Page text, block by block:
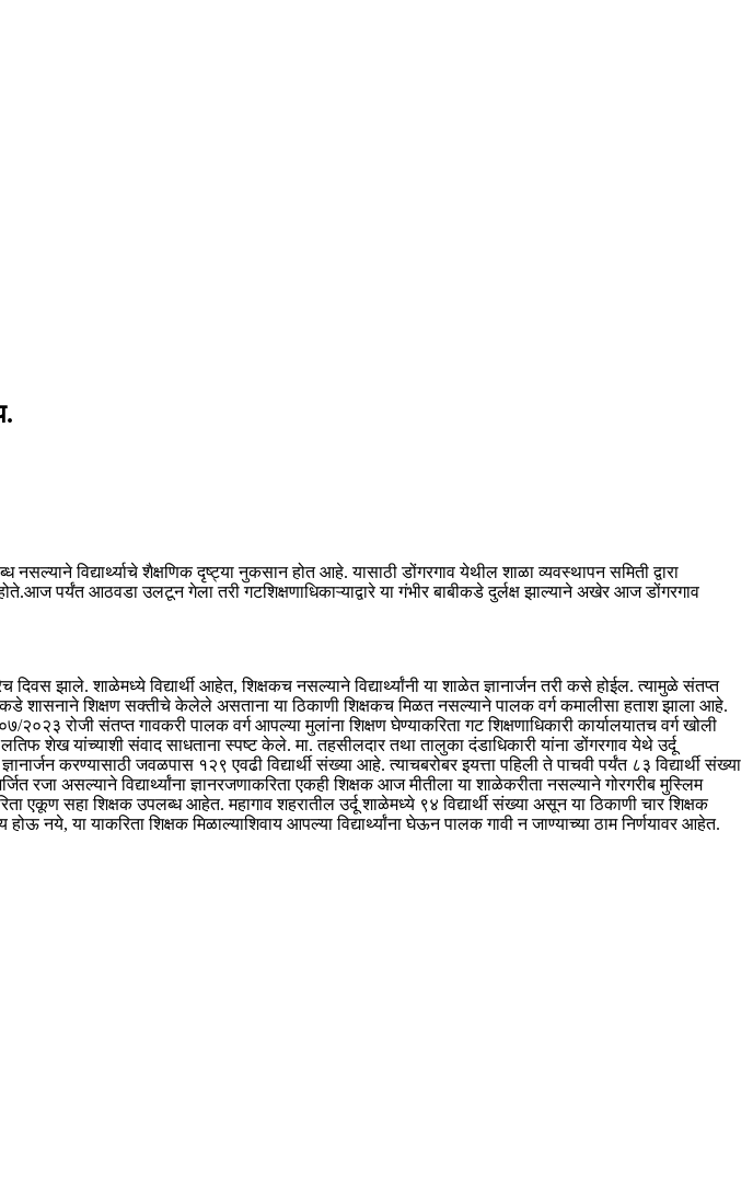
विद्यार्थ्याचे शैक्षणिक दृष्ट्या नुकसान होत आहे. यासाठी डोंगरगाव येथील शाळा व्यवस्थापन समिती द्वारा
पर्यंत आठवडा उलटून गेला तरी गटशिक्षणाधिकाऱ्याद्वारे या गंभीर बाबीकडे दुर्लक्ष झाल्याने अखेर आज डोंगरगाव
झाले. शाळेमध्ये विद्यार्थी आहेत, शिक्षकच नसल्याने विद्यार्थ्यांनी या शाळेत ज्ञानार्जन तरी कसे होईल. त्यामुळे संतप्त
शासनाने शिक्षण सक्तीचे केलेले असताना या ठिकाणी शिक्षकच मिळत नसल्याने पालक वर्ग कमालीसा हताश झाला आहे.
रोजी संतप्त गावकरी पालक वर्ग आपल्या मुलांना शिक्षण घेण्याकरिता गट शिक्षणाधिकारी कार्यालयातच वर्ग खोली
शेख यांच्याशी संवाद साधताना स्पष्ट केले. मा. तहसीलदार तथा तालुका दंडाधिकारी यांना डोंगरगाव येथे उर्दू
करण्यासाठी जवळपास १२९ एवढी विद्यार्थी संख्या आहे. त्याचबरोबर इयत्ता पहिली ते पाचवी पर्यंत ८३ विद्यार्थी संख्या
असल्याने विद्यार्थ्यांना ज्ञानरजणाकरिता एकही शिक्षक आज मीतीला या शाळेकरीता नसल्याने गोरगरीब मुस्लिम
एकूण सहा शिक्षक उपलब्ध आहेत. महागाव शहरातील उर्दू शाळेमध्ये ९४ विद्यार्थी संख्या असून या ठिकाणी चार शिक्षक
नये, या याकरिता शिक्षक मिळाल्याशिवाय आपल्या विद्यार्थ्यांना घेऊन पालक गावी न जाण्याच्या ठाम निर्णयावर आहेत.